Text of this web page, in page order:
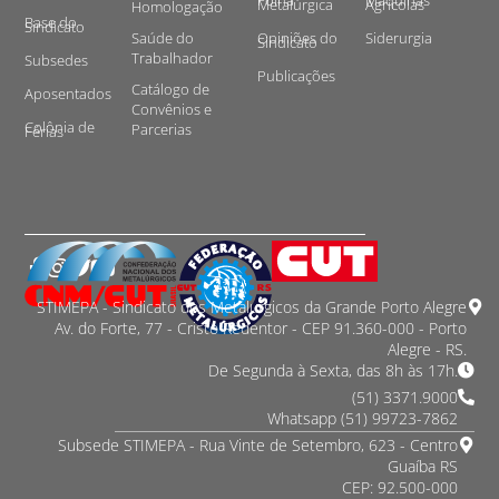
Base do
Sindicato
Subsedes
Aposentados
Colônia de
Férias
Homologação
Saúde do
Trabalhador
Catálogo de
Convênios e
Parcerias
Metalúrgica
Opiniões do
Sindicato
Publicações
Agrícolas
Siderurgia
STIMEPA - Sindicato dos Metalurgicos da Grande Porto Alegre
Av. do Forte, 77 - Cristo Redentor - CEP 91.360-000 - Porto
Alegre - RS.
De Segunda à Sexta, das 8h às 17h.
(51) 3371.9000
Whatsapp (51) 99723-7862
Subsede STIMEPA - Rua Vinte de Setembro, 623 - Centro
Guaíba RS
CEP: 92.500-000